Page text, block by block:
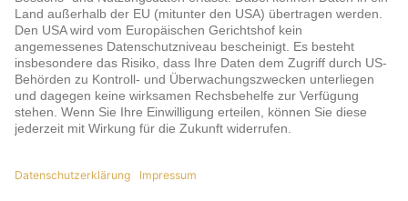
Zahlungsarten & Sicherheit